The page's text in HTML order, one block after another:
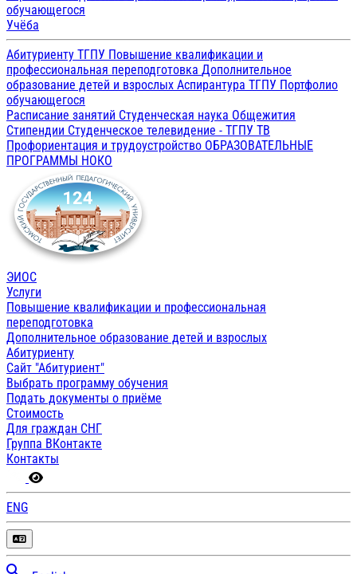
обучающегося
Учёба
Абитуриенту ТГПУ Повышение квалификации и
профессиональная переподготовка Дополнительное
образование детей и взрослых Аспирантура ТГПУ Портфолио
обучающегося
Расписание занятий Студенческая наука Общежития
Стипендии Студенческое телевидение - ТГПУ ТВ
Профориентация и трудоустройство ОБРАЗОВАТЕЛЬНЫЕ
ПРОГРАММЫ НОКО
ЭИОС
Услуги
Повышение квалификации и профессиональная
переподготовка
Дополнительное образование детей и взрослых
Абитуриенту
Сайт "Абитуриент"
Выбрать программу обучения
Подать документы о приёме
Стоимость
Для граждан СНГ
Группа ВКонтакте
Контакты
ENG